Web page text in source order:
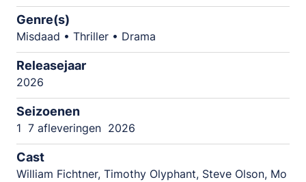
Genre(s)
Misdaad • Thriller • Drama
Releasejaar
2026
Seizoenen
1 7 afleveringen 2026
Cast
William Fichtner, Timothy Olyphant, Steve Olson, Mo